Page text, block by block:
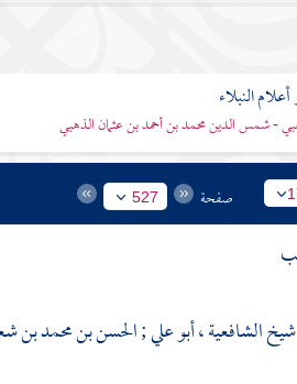
النبلاء
- شمس الدين محمد بن أحمد بن عثمان الذهبي
صفحة 527
شيخ الشافعية ، أبو علي ; الحسن بن محمد